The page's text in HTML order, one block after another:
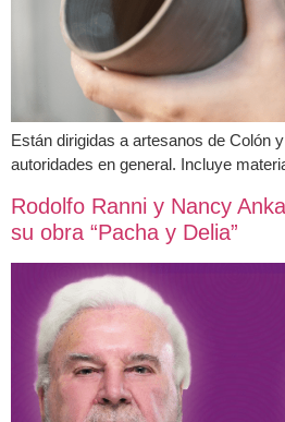
Están dirigidas a artesanos de Colón
autoridades en general. Incluye
Rodolfo Ranni y Nancy
su obra “Pacha y Delia”